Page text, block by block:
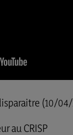
(10/
au CRISP